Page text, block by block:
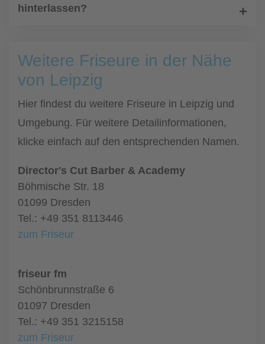
hinterlassen?
Weitere Friseure in der Nähe
von Leipzig
Hier findest du weitere Friseure in Leipzig und
Umgebung. Für weitere Detailinformationen,
klicke einfach auf den entsprechenden Namen.
Director's Cut Barber & Academy
Böhmische Str. 18
01099 Dresden
Tel.: +49 351 8113446
zum Friseur
friseur fm
Schönbrunnstraße 6
01097 Dresden
Tel.: +49 351 3215158
zum Friseur